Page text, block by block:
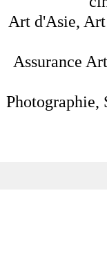
Art d'Asie,
Assurance
Photographie,